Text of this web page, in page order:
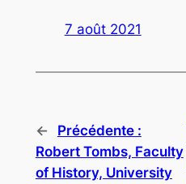
7 août 2021
←
Précédente :
Robert Tombs, Faculty
of History, University